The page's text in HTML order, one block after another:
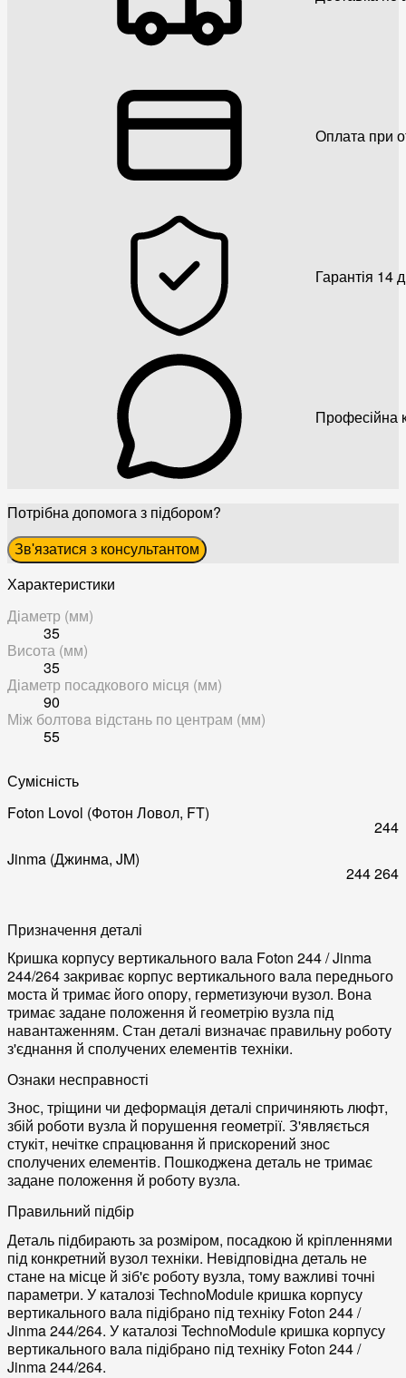
Оплата при
Гарантія 14
Професійна
Потрібна допомога з підбором?
Зв'язатися з консультантом
Характеристики
Діаметр (мм)
35
Висота (мм)
35
Діаметр посадкового місця (мм)
90
Між болтовa відстань по центрам (мм)
55
Сумісність
Foton Lovol (Фотон Ловол, FT)
244
Jinma (Джинма, JM)
244264
Призначення деталі
Кришка корпусу вертикального вала Foton 244 / Jinma
244/264 закриває корпус вертикального вала переднього
моста й тримає його опору, герметизуючи вузол. Вона
тримає задане положення й геометрію вузла під
навантаженням. Стан деталі визначає правильну роботу
з'єднання й сполучених елементів техніки.
Ознаки несправності
Знос, тріщини чи деформація деталі спричиняють люфт,
збій роботи вузла й порушення геометрії. З'являється
стукіт, нечітке спрацювання й прискорений знос
сполучених елементів. Пошкоджена деталь не тримає
задане положення й роботу вузла.
Правильний підбір
Деталь підбирають за розміром, посадкою й кріпленнями
під конкретний вузол техніки. Невідповідна деталь не
стане на місце й зіб'є роботу вузла, тому важливі точні
параметри. У каталозі TechnoModule кришка корпусу
вертикального вала підібрано під техніку Foton 244 /
Jinma 244/264. У каталозі TechnoModule кришка корпусу
вертикального вала підібрано під техніку Foton 244 /
Jinma 244/264.